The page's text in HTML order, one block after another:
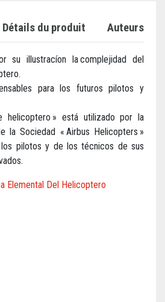
Détails du produit Auteurs
su illustracíon la complejidad del
para los futuros pilotos y
helicoptero » está utilizado por la
la Sociedad « Airbus Helicopters »
pilotos y de los técnicos de sus
Elemental Del Helicoptero